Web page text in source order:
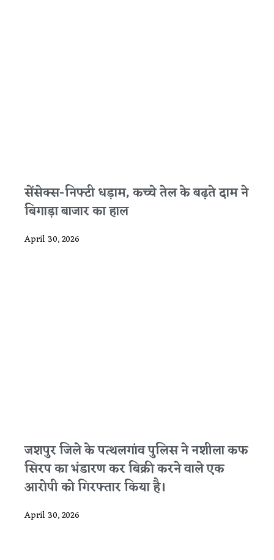
सेंसेक्स-निफ्टी धड़ाम, कच्चे तेल के बढ़ते दाम ने
बिगाड़ा बाजार का हाल
April 30, 2026
जशपुर जिले के पत्थलगांव पुलिस ने नशीला कफ
सिरप का भंडारण कर बिक्री करने वाले एक
आरोपी को गिरफ्तार किया है।
April 30, 2026